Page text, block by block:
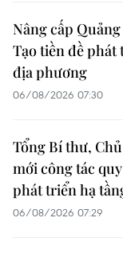
Nâng cấp
Tạo tiền đề
địa phương
06/08/2026 07:30
Tổng Bí thư,
mới công tác
phát triển hạ
06/08/2026 07:29